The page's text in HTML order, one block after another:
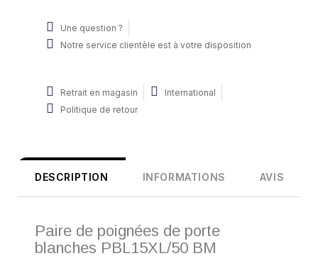
Une question ?
Notre service clientèle est à votre disposition
Retrait en magasin
International
Politique de retour
DESCRIPTION INFORMATIONS AVIS
Paire de poignées de porte
blanches PBL15XL/50 BM